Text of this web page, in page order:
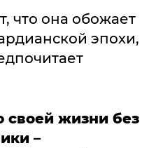
что она обожает
эпохи,
своей жизни без
–